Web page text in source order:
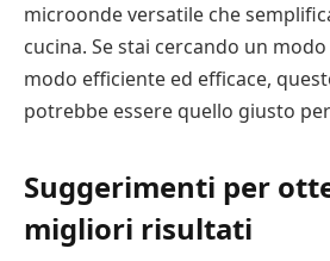
microonde versatile che
cucina. Se stai cercando un
modo efficiente ed efficace,
potrebbe essere quello giusto
Suggerimenti per
migliori risultati